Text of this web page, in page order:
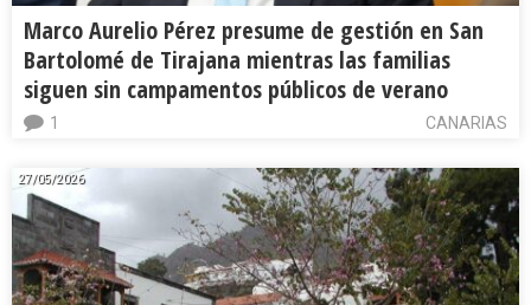
Marco Aurelio Pérez presume de gestión en San
Bartolomé de Tirajana mientras las familias
siguen sin campamentos públicos de verano
CANARIAS
1
27/05/2026